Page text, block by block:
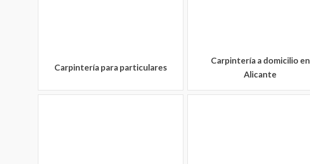
Carpintería para particulares
Carpintería a domicilio en
Alicante